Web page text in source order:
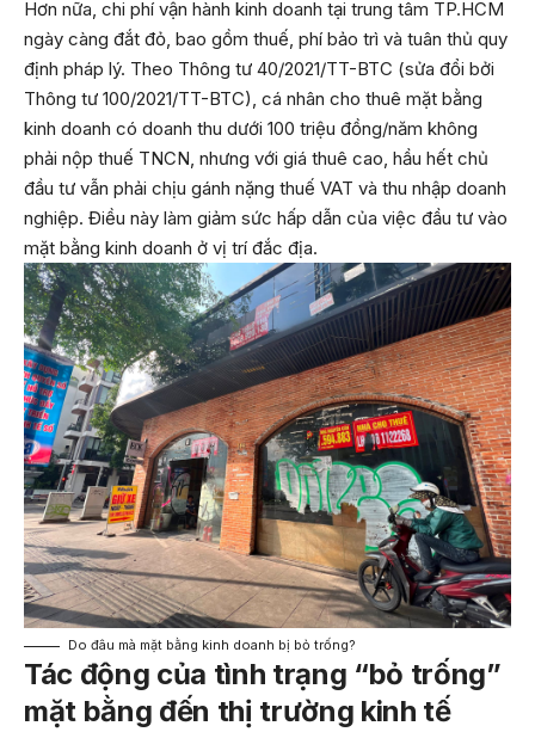
Hơn nữa, chi phí vận hành kinh doanh tại trung tâm TP.HCM
ngày càng đắt đỏ, bao gồm thuế, phí bảo trì và tuân thủ quy
định pháp lý. Theo Thông tư 40/2021/TT-BTC (sửa đổi bởi
Thông tư 100/2021/TT-BTC), cá nhân cho thuê mặt bằng
kinh doanh có doanh thu dưới 100 triệu đồng/năm không
phải nộp thuế TNCN, nhưng với giá thuê cao, hầu hết chủ
đầu tư vẫn phải chịu gánh nặng thuế VAT và thu nhập doanh
nghiệp. Điều này làm giảm sức hấp dẫn của việc đầu tư vào
mặt bằng kinh doanh ở vị trí đắc địa.
Do đâu mà mặt bằng kinh doanh bị bỏ trống?
Tác động của tình trạng “bỏ trống”
mặt bằng đến thị trường kinh tế